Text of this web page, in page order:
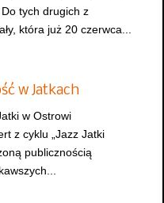
tych drugich z
która już 20 czerwca...
w Jatkach
w Ostrowi
z cyklu „Jazz Jatki
publicznością